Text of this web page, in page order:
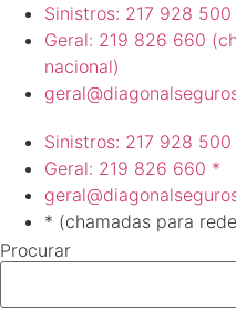
Pular
para
conteúdo
Sinistros: 217 928 500
Geral: 219 826 660
nacional)
Sinistros: 217 928 500
Geral: 219 826 660 *
* (chamadas para
Procurar